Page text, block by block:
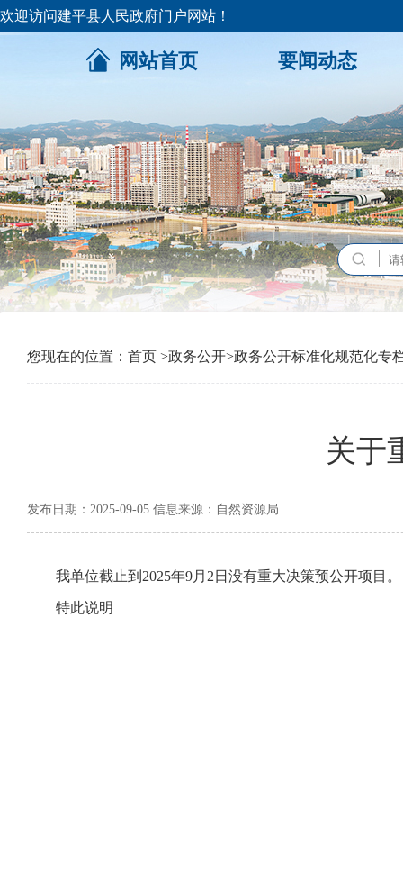
欢迎访问建平县人民政府门户网站！
网站首页 要闻动态
您现在的位置： 首页 >政务公开>政务公开标准化规范化专
关于
发布日期：2025-09-05 信息来源：自然资源局
我单位截止到2025年9月2日没有重大决策预公开项目。
特此说明